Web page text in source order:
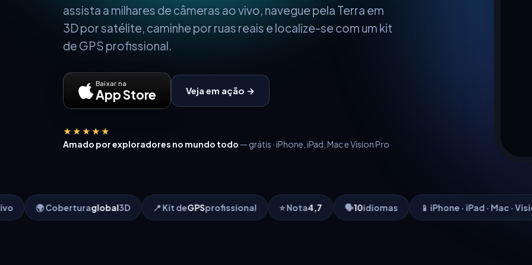
assista a milhares de câmeras ao vivo, navegue pela Terra em
3D por satélite, caminhe por ruas reais e localize-se com um kit
de GPS profissional.
Baixar na
App Store Veja em ação →
★★★★★
Amado por exploradores no mundo todo — grátis · iPhone, iPad, Mac e Vision Pro
global 3D 📍 Kit deGPSprofissional ⭐ Nota4,7 🗣 idiomas 📱 iPhone · iPad · Mac · Vision Pro 🎥